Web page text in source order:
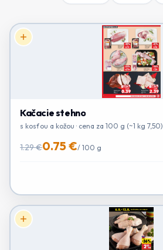
Kačacie stehno
s kosťou a kožou · cena za 100 g (~1 kg 7,50)
1.29 €0.75 €/ 100 g